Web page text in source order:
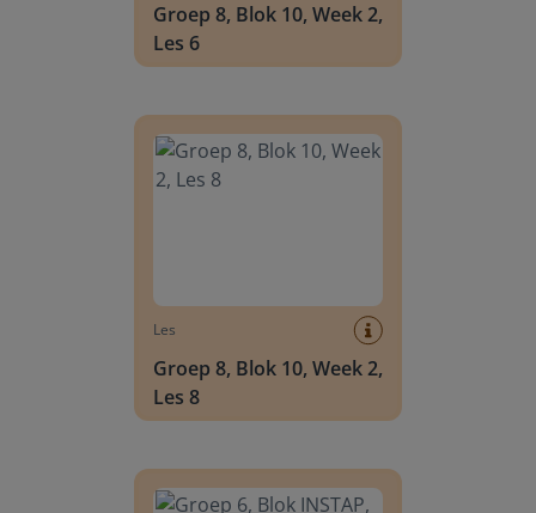
Groep 8, Blok 10, Week 2,
Les 6
Les
Groep 8, Blok 10, Week 2,
Les 8